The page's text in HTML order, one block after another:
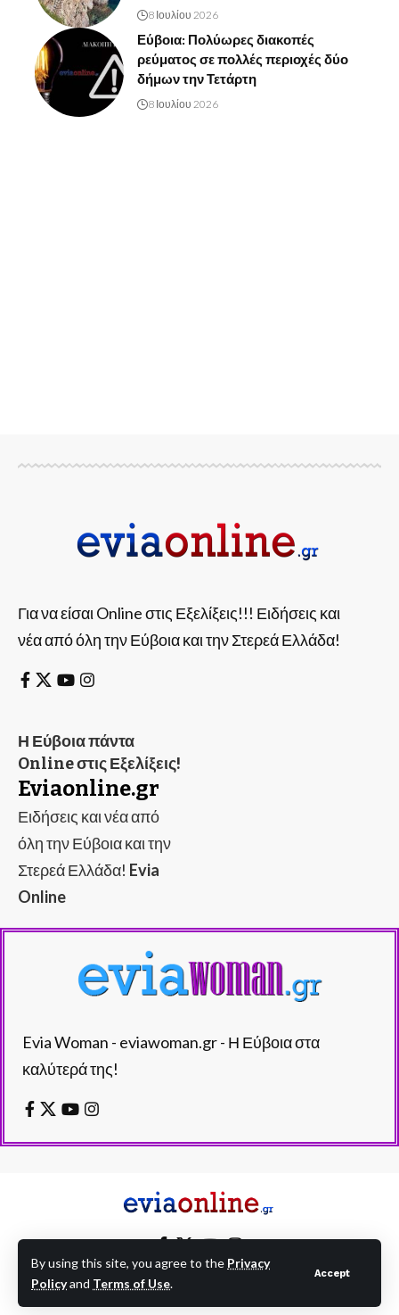
By using this site, you agree to the Privacy
Policyand Terms of Use.
Accept
8 Ιουλίου 2026
Εύβοια: Πολύωρες διακοπές
ρεύματος σε πολλές περιοχές δύο
δήμων την Τετάρτη
8 Ιουλίου 2026
Για να είσαι Online στις Εξελίξεις!!! Ειδήσεις και
νέα από όλη την Εύβοια και την Στερεά Ελλάδα!
Η Εύβοια πάντα
Online στις Εξελίξεις!
Eviaonline.gr
Ειδήσεις και νέα από
όλη την Εύβοια και την
Στερεά Ελλάδα! Evia
Online
Evia Woman - eviawoman.gr - Η Εύβοια στα
καλύτερά της!
EVIAONLINE © eviaonline.gr - All Rights Reserved.